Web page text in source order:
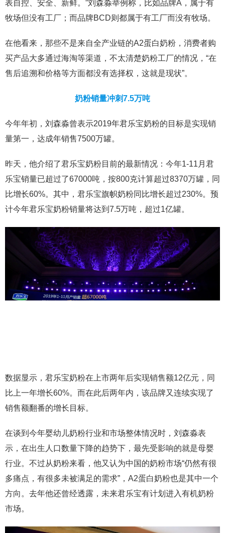
表自控、安全、新鲜。”刘森淼举例称，比如品牌A，属于有
牧场但没有工厂；而品牌BCD则都属于有工厂而没有牧场。
在他看来，那些不是来自全产业链的A2蛋白奶粉，消费者购
买产品大多通过海淘等渠道，不太清楚奶粉工厂的情况，“在
售后追溯和价格等方面都没有选择权，这就是现状”。
奶粉销量冲刺7.5万吨
今年年初，刘森淼曾表示2019年君乐宝奶粉的目标是实现销
量第一，达成年销售7500万罐。
昨天，他介绍了君乐宝奶粉目前的最新情况：今年1-11月君
乐宝销量已超过了67000吨，按800克计算超过8370万罐，同
比增长60%。其中，君乐宝旗帜奶粉同比增长超过230%。预
计今年君乐宝奶粉销量将达到7.5万吨，超过1亿罐。
数据显示，君乐宝奶粉在上市两年后实现销售额12亿元，同
比上一年增长60%。而在此后两年内，该品牌又连续实现了
销售额翻番的增长目标。
在谈到今年婴幼儿奶粉行业和市场整体情况时，刘森淼表
示，在出生人口数量下降的趋势下，最先受影响的就是母婴
行业。不过从奶粉来看，他又认为中国的奶粉市场“仍然有很
多痛点，有很多未被满足的需求”，A2蛋白奶粉也是其中一个
方向。去年他还曾经透露，未来君乐宝有计划进入有机奶粉
市场。